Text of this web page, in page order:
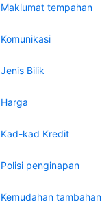
Maklumat tempahan
Komunikasi
Jenis Bilik
Harga
Kad-kad Kredit
Polisi penginapan
Kemudahan tambahan